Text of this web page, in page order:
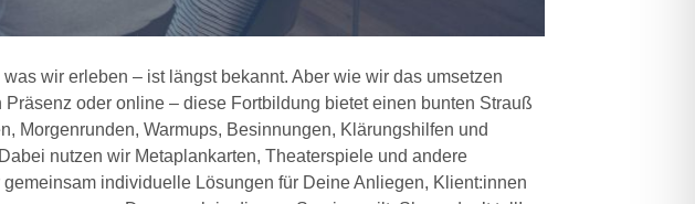
wir erleben – ist längst bekannt. Aber wie wir das umsetzen
oder online – diese Fortbildung bietet einen bunten Strauß
Morgenrunden, Warmups, Besinnungen, Klärungshilfen und
nutzen wir Metaplankarten, Theaterspiele und andere
individuelle Lösungen für Deine Anliegen, Klient:innen